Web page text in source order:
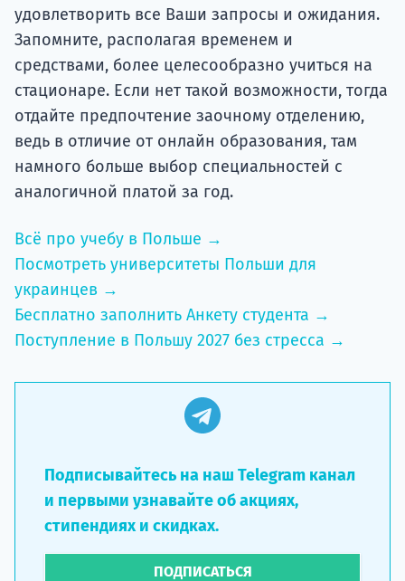
удовлетворить все Ваши запросы и ожидания.
Запомните, располагая временем и
средствами, более целесообразно учиться на
стационаре. Если нет такой возможности, тогда
отдайте предпочтение заочному отделению,
ведь в отличие от онлайн образования, там
намного больше выбор специальностей с
аналогичной платой за год.
Всё про учебу в Польше →
Посмотреть университеты Польши для
украинцев →
Бесплатно заполнить Анкету студента →
Поступление в Польшу 2027 без стресса →
Подписывайтесь на наш Telegram канал
и первыми узнавайте об акциях,
стипендиях и скидках.
ПОДПИСАТЬСЯ